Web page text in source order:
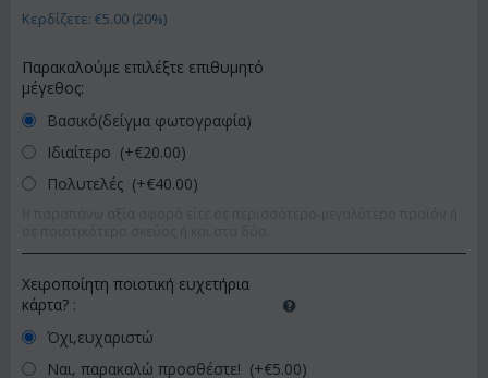
Κερδίζετε: €5.00 (20%)
Παρακαλούμε επιλέξτε επιθυμητό
μέγεθος:
Βασικό(δείγμα φωτογραφία)
Ιδιαίτερο (+€20.00)
Πολυτελές (+€40.00)
Χειροποίητη ποιοτική ευχετήρια
κάρτα? :
Όχι,ευχαριστώ
Ναι, παρακαλώ προσθέστε! (+€5.00)